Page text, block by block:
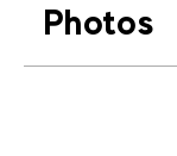
Photos